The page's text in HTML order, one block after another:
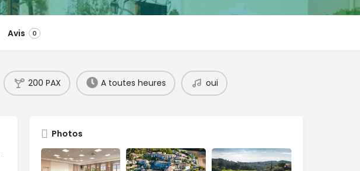
Avis 0
200 PAX A toutes heures oui
Photos